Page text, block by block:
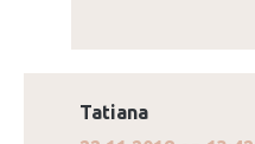
Tatiana